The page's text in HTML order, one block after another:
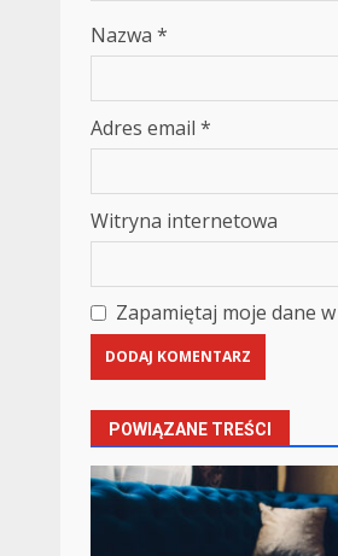
Nazwa *
Adres email *
Witryna internetowa
Zapamiętaj moje dane
POWIĄZANE TREŚCI